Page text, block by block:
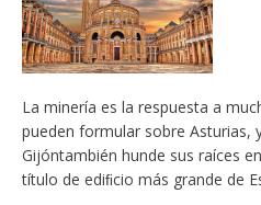
La minería es la respuesta a
pueden formular sobre Asturias,
Gijóntambién hunde sus raíces
título de ediﬁcio más grande de